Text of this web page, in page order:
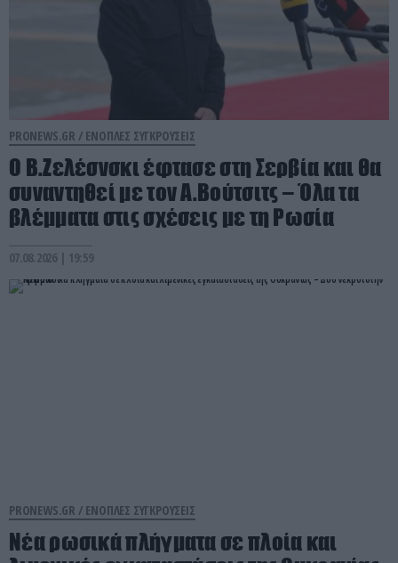
PRONEWS.GR / ΕΝΟΠΛΕΣ ΣΥΓΚΡΟΥΣΕΙΣ
Ο Β.Ζελέσνσκι έφτασε στη Σερβία και θα
συναντηθεί με τον Α.Βούτσιτς – Όλα τα
βλέμματα στις σχέσεις με τη Ρωσία
07.08.2026 | 19:59
PRONEWS.GR / ΕΝΟΠΛΕΣ ΣΥΓΚΡΟΥΣΕΙΣ
Νέα ρωσικά πλήγματα σε πλοία και